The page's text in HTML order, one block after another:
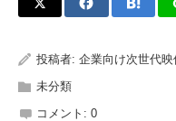
投稿者: 企業向け次世代映
未分類
コメント: 0